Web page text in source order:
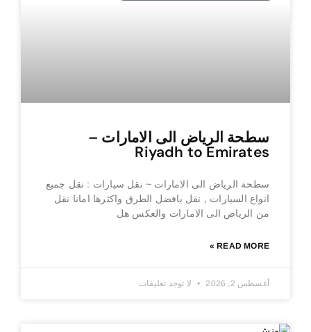
سطحة الرياض الى الامارات –
Riyadh to Emirates
سطحة الرياض الى الامارات ~ نقل سيارات : نقل جميع
انواع السيارات , نقل بافضل الطرق واكثرها امانا نقل
من الرياض الى الامارات والعكس هل
READ MORE »
أغسطس 2, 2026 لا توجد تعليقات